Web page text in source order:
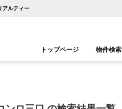
アルティー
トップページ 物件検索